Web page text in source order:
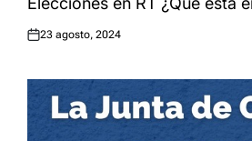
Posted
23 agosto, 2024